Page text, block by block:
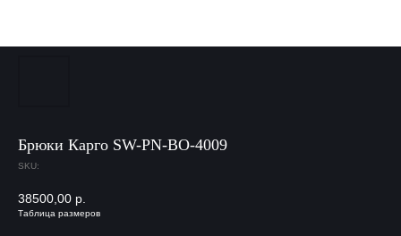
Брюки Карго SW-PN-BO-4009
SKU:
38500,00 р.
Таблица размеров